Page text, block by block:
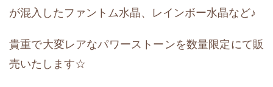
が混入したファントム水晶、レインボー水晶など♪
貴重で大変レアなパワーストーンを数量限定にて販
売いたします☆